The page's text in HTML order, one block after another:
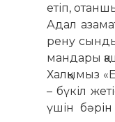
етіп,
Адал
рену
мандары
Халқымыз
– бүкіл
үшін